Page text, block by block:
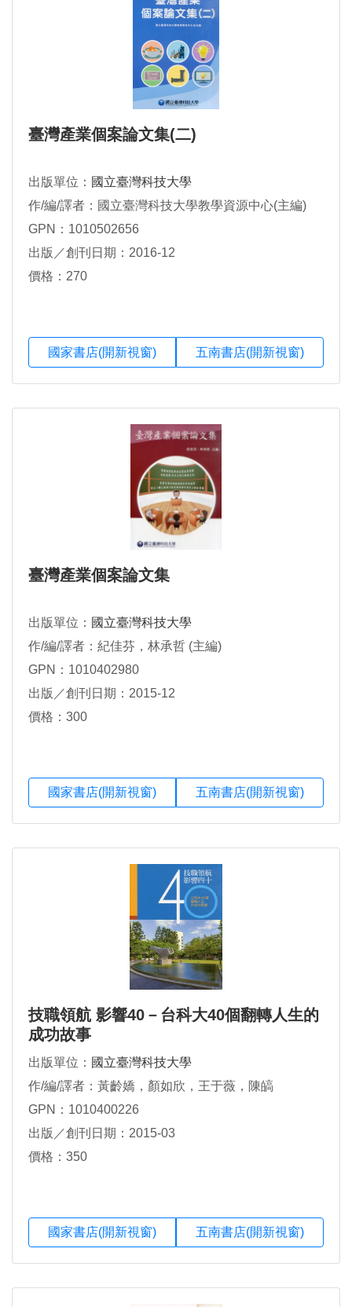
臺灣產業個案論文集(二)
出版單位： 國立臺灣科技大學
作/編/譯者：國立臺灣科技大學教學資源中心(主編)
GPN：1010502656
出版／創刊日期：2016-12
價格：270
國家書店(開新視窗) 五南書店(開新視窗)
臺灣產業個案論文集
出版單位： 國立臺灣科技大學
作/編/譯者：紀佳芬，林承哲 (主編)
GPN：1010402980
出版／創刊日期：2015-12
價格：300
國家書店(開新視窗) 五南書店(開新視窗)
技職領航 影響40－台科大40個翻轉人生的
成功故事
出版單位： 國立臺灣科技大學
作/編/譯者：黃齡嬌，顏如欣，王于薇，陳皜
GPN：1010400226
出版／創刊日期：2015-03
價格：350
國家書店(開新視窗) 五南書店(開新視窗)